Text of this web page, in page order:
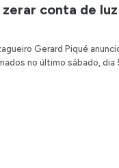
zerar conta de
Gerard Piqué
no último sábado, dia